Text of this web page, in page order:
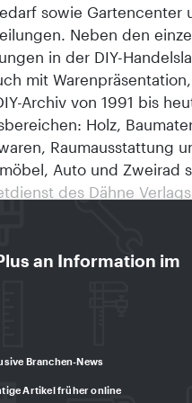
an Information im
Branchen-News
Artikel früher online
sowie Gartencenter
Neben den
in der DIY-
mit
Archiv von 1991 bis
Holz,
Raumausstattung
Auto und Zweirad
des Dähne
Sie unter http://
des Internet-
Entwicklungen GmbH,
MANAGEMENT
Ähnlich wie
Jahren auf der Suche
ganzer
nach den
'Geheimnis' einer